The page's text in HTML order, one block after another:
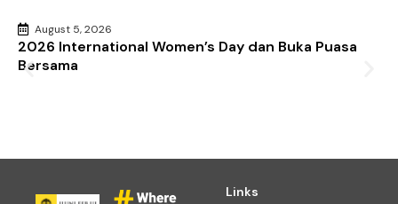
August 5, 2026
2026 International Women’s Day dan Buka Puasa
Bersama
Links